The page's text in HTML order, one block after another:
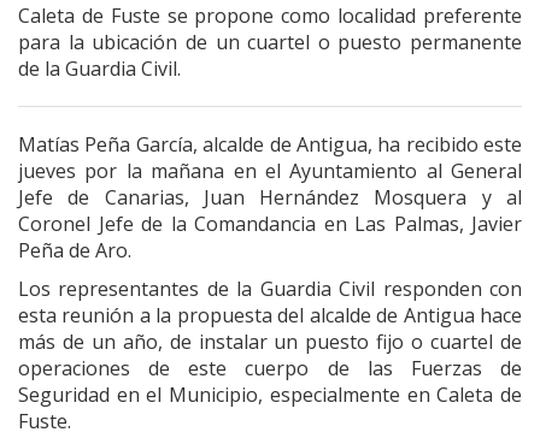
Caleta de Fuste se propone como localidad preferente
para la ubicación de un cuartel o puesto permanente
de la Guardia Civil.
Matías Peña García, alcalde de Antigua, ha recibido este
jueves por la mañana en el Ayuntamiento al General
Jefe de Canarias, Juan Hernández Mosquera y al
Coronel Jefe de la Comandancia en Las Palmas, Javier
Peña de Aro.
Los representantes de la Guardia Civil responden con
esta reunión a la propuesta del alcalde de Antigua hace
más de un año, de instalar un puesto fijo o cuartel de
operaciones de este cuerpo de las Fuerzas de
Seguridad en el Municipio, especialmente en Caleta de
Fuste.